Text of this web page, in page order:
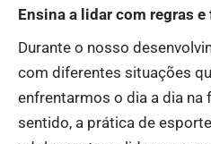
Ensina a lidar com regras
Durante o nosso
com diferentes situações
enfrentarmos o dia a dia na
sentido, a prática de